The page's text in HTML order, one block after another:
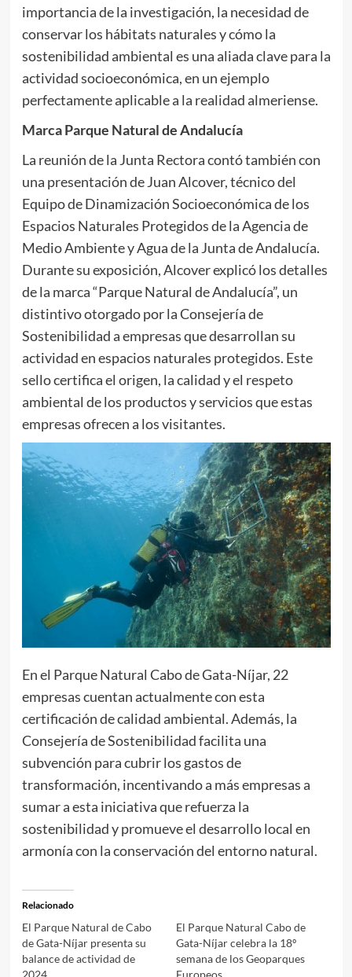
importancia de la investigación, la necesidad de
conservar los hábitats naturales y cómo la
sostenibilidad ambiental es una aliada clave para la
actividad socioeconómica, en un ejemplo
perfectamente aplicable a la realidad almeriense.
Marca Parque Natural de Andalucía
La reunión de la Junta Rectora contó también con
una presentación de Juan Alcover, técnico del
Equipo de Dinamización Socioeconómica de los
Espacios Naturales Protegidos de la Agencia de
Medio Ambiente y Agua de la Junta de Andalucía.
Durante su exposición, Alcover explicó los detalles
de la marca “Parque Natural de Andalucía”, un
distintivo otorgado por la Consejería de
Sostenibilidad a empresas que desarrollan su
actividad en espacios naturales protegidos. Este
sello certifica el origen, la calidad y el respeto
ambiental de los productos y servicios que estas
empresas ofrecen a los visitantes.
En el Parque Natural Cabo de Gata-Níjar, 22
empresas cuentan actualmente con esta
certificación de calidad ambiental. Además, la
Consejería de Sostenibilidad facilita una
subvención para cubrir los gastos de
transformación, incentivando a más empresas a
sumar a esta iniciativa que refuerza la
sostenibilidad y promueve el desarrollo local en
armonía con la conservación del entorno natural.
Relacionado
El Parque Natural de Cabo
de Gata-Níjar presenta su
balance de actividad de
2024
El Parque Natural Cabo de
Gata-Níjar celebra la 18º
semana de los Geoparques
Europeos